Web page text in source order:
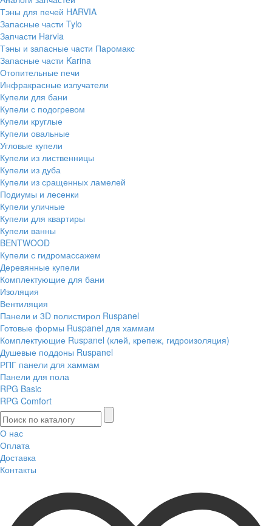
Тэны для печей HARVIA
Запасные части Tylo
Запчасти Harvia
Тэны и запасные части Паромакс
Запасные части Karina
Отопительные печи
Инфракрасные излучатели
Купели для бани
Купели с подогревом
Купели круглые
Купели овальные
Угловые купели
Купели из лиственницы
Купели из дуба
Купели из сращенных ламелей
Подиумы и лесенки
Купели уличные
Купели для квартиры
Купели ванны
BENTWOOD
Купели с гидромассажем
Деревянные купели
Комплектующие для бани
Изоляция
Вентиляция
Панели и 3D полистирол Ruspanel
Готовые формы Ruspanel для хаммам
Комплектующие Ruspanel (клей, крепеж, гидроизоляция)
Душевые поддоны Ruspanel
РПГ панели для хаммам
Панели для пола
RPG Basic
RPG Comfort
О нас
Оплата
Доставка
Контакты